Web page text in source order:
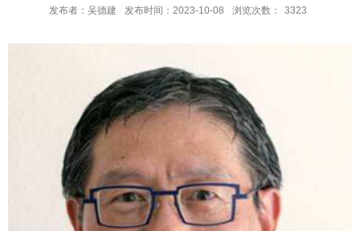
发布者：吴德建 发布时间：2023-10-08 浏览次数： 3323